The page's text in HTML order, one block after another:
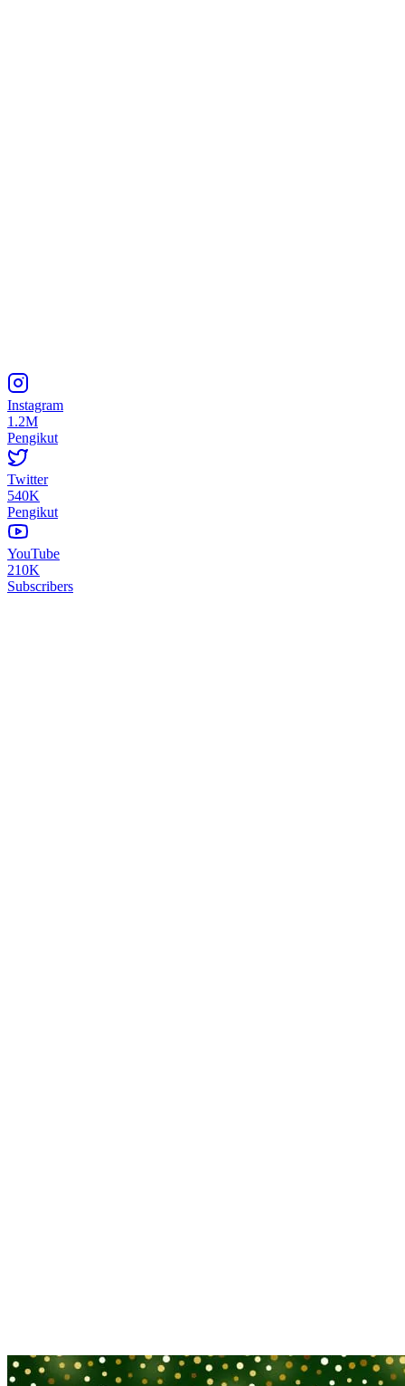
Instagram
1.2M
Pengikut
Twitter
540K
Pengikut
YouTube
210K
Subscribers